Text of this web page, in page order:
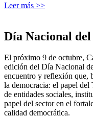
Leer más >>
Día Nacional
El próximo 9 de octubre,
edición del Día Nacional
encuentro y reflexión que,
la democracia: el papel del
de entidades sociales,
papel del sector en el
calidad democrática.